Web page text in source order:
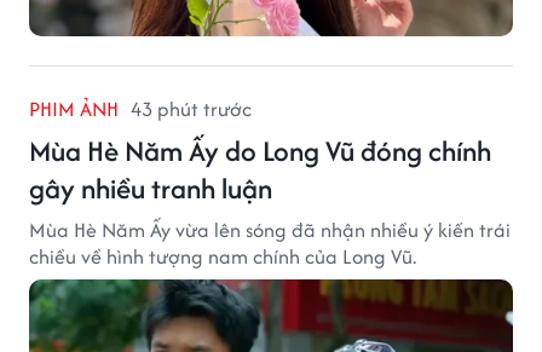
PHIM ẢNH 43 phút trước
Mùa Hè Năm Ấy do Long Vũ đóng chính
gây nhiều tranh luận
Mùa Hè Năm Ấy vừa lên sóng đã nhận nhiều ý kiến trái
chiều về hình tượng nam chính của Long Vũ.